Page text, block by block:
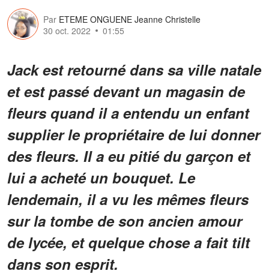
Par ETEME ONGUENE Jeanne Christelle
30 oct. 2022
01:55
Jack est retourné dans sa ville natale
et est passé devant un magasin de
fleurs quand il a entendu un enfant
supplier le propriétaire de lui donner
des fleurs. Il a eu pitié du garçon et
lui a acheté un bouquet. Le
lendemain, il a vu les mêmes fleurs
sur la tombe de son ancien amour
de lycée, et quelque chose a fait tilt
dans son esprit.